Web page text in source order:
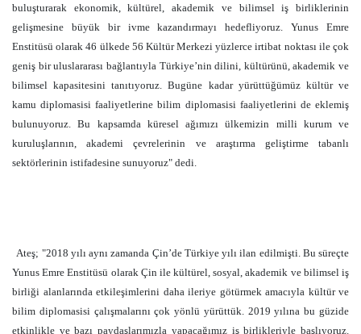
buluşturarak ekonomik, kültürel, akademik ve bilimsel iş birliklerinin
gelişmesine büyük bir ivme kazandırmayı hedefliyoruz. Yunus Emre
Enstitüsü olarak 46 ülkede 56 Kültür Merkezi yüzlerce irtibat noktası ile çok
geniş bir uluslararası bağlantıyla Türkiye’nin dilini, kültürünü, akademik ve
bilimsel kapasitesini tanıtıyoruz. Bugüne kadar yürüttüğümüz kültür ve
kamu diplomasisi faaliyetlerine bilim diplomasisi faaliyetlerini de eklemiş
bulunuyoruz. Bu kapsamda küresel ağımızı ülkemizin milli kurum ve
kuruluşlarının, akademi çevrelerinin ve araştırma geliştirme tabanlı
sektörlerinin istifadesine sunuyoruz" dedi.
Ateş; "2018 yılı aynı zamanda Çin’de Türkiye yılı ilan edilmişti. Bu süreçte
Yunus Emre Enstitüsü olarak Çin ile kültürel, sosyal, akademik ve bilimsel iş
birliği alanlarında etkileşimlerini daha ileriye götürmek amacıyla kültür ve
bilim diplomasisi çalışmalarını çok yönlü yürüttük. 2019 yılına bu güzide
etkinlikle ve bazı paydaşlarımızla yapacağımız iş birlikleriyle başlıyoruz.